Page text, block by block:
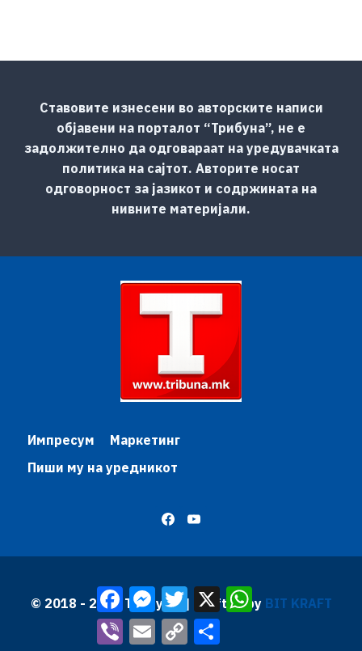
Ставовите изнесени во авторските написи
објавени на порталот “Трибуна”, не е
задолжително да одговараат на уредувачката
политика на сајтот. Авторите носат
одговорност за јазикот и содржината на
нивните материјали.
Импресум
Маркетинг
Пиши му на уредникот
© 2018 - 2026 Трибуна | Krafted by BIT KRAFT
FacebookMessenger
TwitterX
Viber
Email Copy
Link